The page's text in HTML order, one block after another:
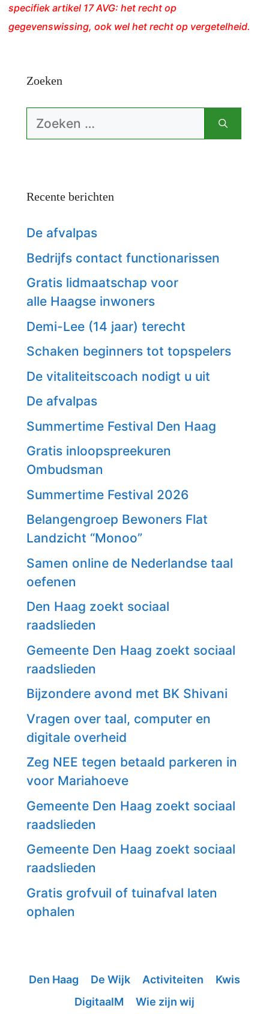
specifiek artikel 17 AVG: het recht op
gegevenswissing, ook wel het recht op vergetelheid.
Zoeken
Zoek
naar:
Recente berichten
De afvalpas
Bedrijfs contact functionarissen
Gratis lidmaatschap voor
alle Haagse inwoners
Demi-Lee (14 jaar) terecht
Schaken beginners tot topspelers
De vitaliteitscoach nodigt u uit
De afvalpas
Summertime Festival Den Haag
Gratis inloopspreekuren
Ombudsman
Summertime Festival 2026
Belangengroep Bewoners Flat
Landzicht “Monoo”
Samen online de Nederlandse taal
oefenen
Den Haag zoekt sociaal
raadslieden
Gemeente Den Haag zoekt sociaal
raadslieden
Bijzondere avond met BK Shivani
Vragen over taal, computer en
digitale overheid
Zeg NEE tegen betaald parkeren in
voor Mariahoeve
Gemeente Den Haag zoekt sociaal
raadslieden
Gemeente Den Haag zoekt sociaal
raadslieden
Gratis grofvuil of tuinafval laten
ophalen
Den Haag De Wijk Activiteiten
Kwis
DigitaalM
Wie zijn wij